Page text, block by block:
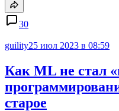
30
guility25 июл 2023 в 08:59
Как ML не стал
старое